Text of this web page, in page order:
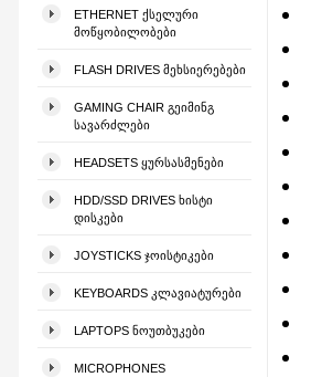
ETHERNET ᲥᲡᲔᲚᲣᲠᲘ
ᲛᲝᲬᲧᲝᲑᲘᲚᲝᲑᲔᲑᲘ
FLASH DRIVES ᲛᲔᲮᲡᲘᲔᲠᲔᲑᲔᲑᲘ
GAMING CHAIR ᲒᲔᲘᲛᲘᲜᲒ
ᲡᲐᲕᲐᲠᲫᲚᲔᲑᲘ
HEADSETS ᲧᲣᲠᲡᲐᲡᲛᲔᲜᲔᲑᲘ
HDD/SSD DRIVES ᲮᲘᲡᲢᲘ
ᲓᲘᲡᲙᲔᲑᲘ
JOYSTICKS ᲯᲝᲘᲡᲢᲘᲙᲔᲑᲘ
KEYBOARDS ᲙᲚᲐᲕᲘᲐᲢᲣᲠᲔᲑᲘ
LAPTOPS ᲜᲝᲣᲗᲑᲣᲙᲔᲑᲘ
MICROPHONES